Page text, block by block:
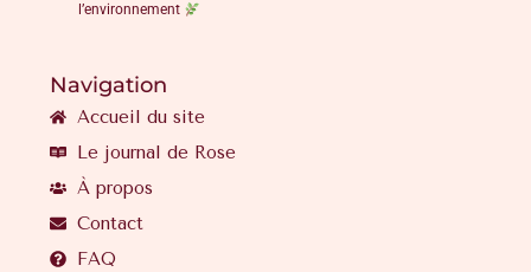
l’environnement
Navigation
Accueil du site
Le journal de Rose
À propos
Contact
FAQ